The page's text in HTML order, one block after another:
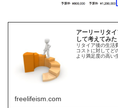
アーリーリタ
して考えてみた
リタイア後の生活
コストに対してど
より満足度の高い
freelifeism.com